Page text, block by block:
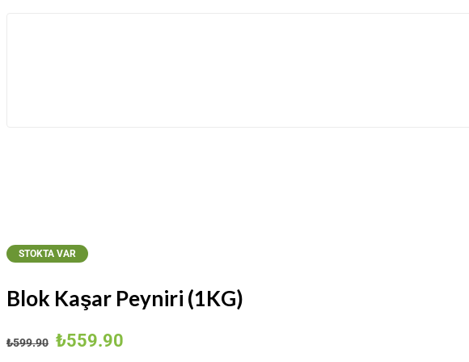
STOKTA VAR
Blok Kaşar Peyniri (1KG)
₺599.90 Orijinal
₺559.90